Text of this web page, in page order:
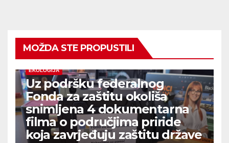
MOŽDA STE PROPUSTILI
EKOLOGIJA
Uz podršku federalnog
Fonda za zaštitu okoliša
snimljena 4 dokumentarna
filma o područjima priride
koja zavrjeđuju zaštitu države